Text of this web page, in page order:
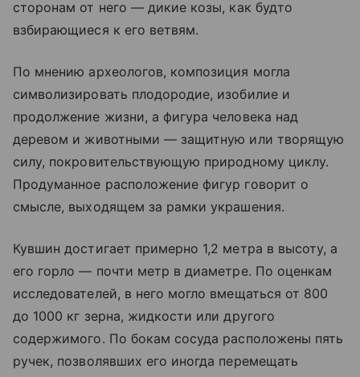
сторонам от него — дикие козы, как будто
взбирающиеся к его ветвям.
По мнению археологов, композиция могла
символизировать плодородие, изобилие и
продолжение жизни, а фигура человека над
деревом и животными — защитную или творящую
силу, покровительствующую природному циклу.
Продуманное расположение фигур говорит о
смысле, выходящем за рамки украшения.
Кувшин достигает примерно 1,2 метра в высоту, а
его горло — почти метр в диаметре. По оценкам
исследователей, в него могло вмещаться от 800
до 1000 кг зерна, жидкости или другого
содержимого. По бокам сосуда расположены пять
ручек, позволявших его иногда перемещать